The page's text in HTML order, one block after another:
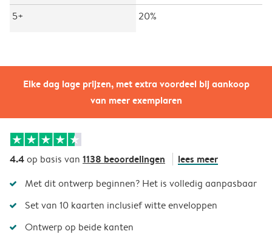
Elke dag lage prijzen, met extra voordeel bij aankoop
van meer exemplaren
5+
20%
4.4op basis van 1138 beoordelingen lees meer
Met dit ontwerp beginnen? Het is volledig aanpasbaar
Set van 10 kaarten inclusief witte enveloppen
Ontwerp op beide kanten